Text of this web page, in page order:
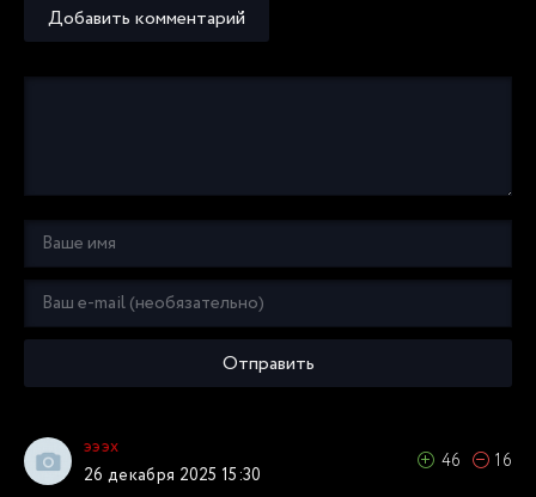
Добавить комментарий
Отправить
эээх
26 декабря 2025 15:30
46 16